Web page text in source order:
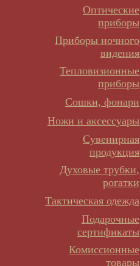
Оптические
приборы
Приборы ночного
видения
Тепловизионные
приборы
Сошки, фонари
Ножи и аксессуары
Сувенирная
продукция
Духовые трубки,
рогатки
Тактическая одежда
Подарочные
сертификаты
Комиссионные
товары